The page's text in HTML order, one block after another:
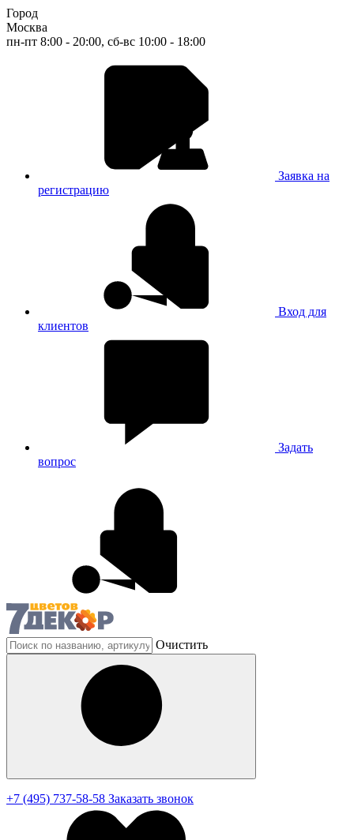
Город
Москва
пн-пт 8:00 - 20:00, сб-вс 10:00 - 18:00
Заявка на
регистрацию
Вход для
клиентов
Задать
вопрос
Очистить
+7 (495) 737-58-58 Заказать звонок